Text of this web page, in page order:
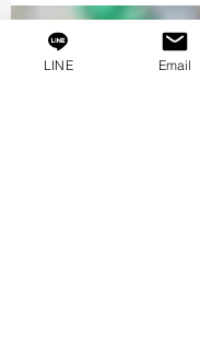
ではなく、取り入れ方
ません。
LINE Email